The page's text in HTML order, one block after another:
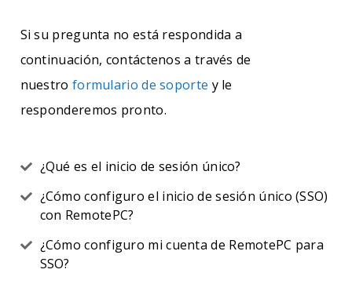
Si su pregunta no está respondida a
continuación, contáctenos a través de
nuestro formulario de soporte y le
responderemos pronto.
¿Qué es el inicio de sesión único?
¿Cómo configuro el inicio de sesión único (SSO)
con RemotePC?
¿Cómo configuro mi cuenta de RemotePC para
SSO?